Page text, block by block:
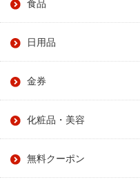
食品
日用品
金券
化粧品・美容
無料クーポン